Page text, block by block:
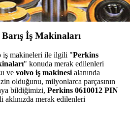
İş Makinaları
iş makineleri ile ilgili "Perkins
" konuda merak edilenleri
ve volvo iş makinesi alanında
olduğunu, milyonlarca parçasının
bildiğimizi, Perkins 0610012 PIN
aklınızda merak edilenleri